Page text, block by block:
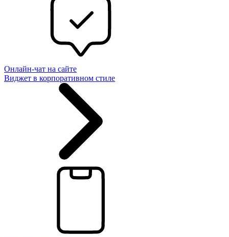
Онлайн-чат на сайте
Виджет в корпоративном стиле